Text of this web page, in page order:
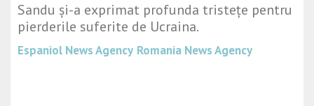
Sandu și-a exprimat profunda tristețe pentru
pierderile suferite de Ucraina.
Espaniol News Agency Romania News Agency